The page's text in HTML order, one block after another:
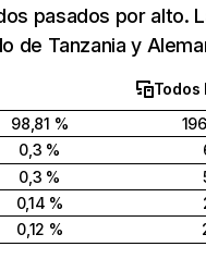
pasados por alto.
de Tanzania y
Todos
98,81 %
0,3 %
0,3 %
0,14 %
0,12 %